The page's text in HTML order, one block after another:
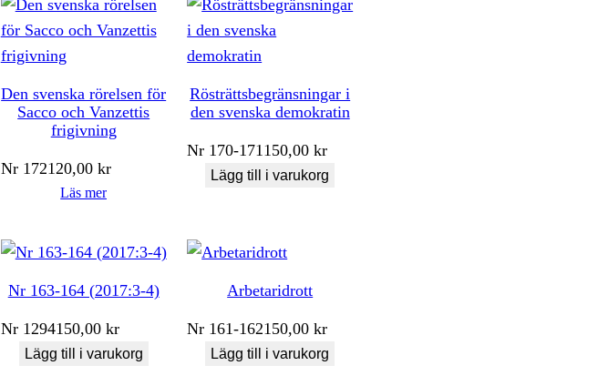
Den svenska rörelsen för
Sacco och Vanzettis
frigivning
Nr 172120,00 kr
Läs mer
Rösträttsbegränsningar i
den svenska demokratin
Nr 170-171150,00kr
Lägg till i varukorg
Nr 163-164 (2017:3-4)
Nr 1294150,00 kr
Lägg till i varukorg
Arbetaridrott
Nr 161-162150,00kr
Lägg till i varukorg